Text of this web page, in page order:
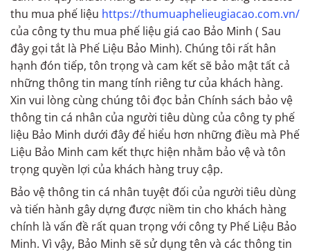
thu mua phế liệu https://thumuaphelieugiacao.com.vn/
của công ty thu mua phế liệu giá cao Bảo Minh ( Sau
đây gọi tắt là Phế Liệu Bảo Minh). Chúng tôi rất hân
hạnh đón tiếp, tôn trọng và cam kết sẽ bảo mật tất cả
những thông tin mang tính riêng tư của khách hàng.
Xin vui lòng cùng chúng tôi đọc bản Chính sách bảo vệ
thông tin cá nhân của người tiêu dùng của công ty phế
liệu Bảo Minh dưới đây để hiểu hơn những điều mà Phế
Liệu Bảo Minh cam kết thực hiện nhằm bảo vệ và tôn
trọng quyền lợi của khách hàng truy cập.
Bảo vệ thông tin cá nhân tuyệt đối của người tiêu dùng
và tiến hành gây dựng được niềm tin cho khách hàng
chính là vấn đề rất quan trọng với công ty Phế Liệu Bảo
Minh. Vì vậy, Bảo Minh sẽ sử dụng tên và các thông tin